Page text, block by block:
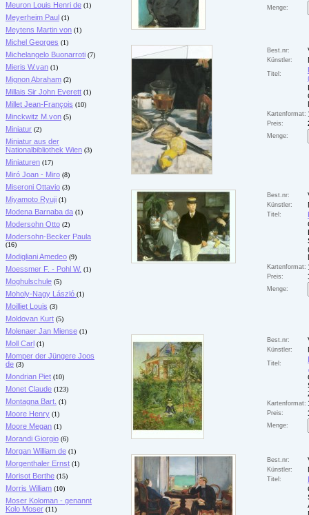
Meuron Louis Henri de (1)
Meyerheim Paul (1)
Meytens Martin von (1)
Michel Georges (1)
Michelangelo Buonarroti (7)
Mieris W.van (1)
Mignon Abraham (2)
Millais Sir John Everett (1)
Millet Jean-François (10)
Minckwitz M.von (5)
Miniatur (2)
Miniatur aus der
Nationalbibliothek Wien (3)
Miniaturen (17)
Miró Joan - Miro (8)
Miseroni Ottavio (3)
Miyamoto Ryuji (1)
Modena Barnaba da (1)
Modersohn Otto (2)
Modersohn-Becker Paula
(16)
Modigliani Amedeo (9)
Moessmer F. - Pohl W. (1)
Moghulschule (5)
Moholy-Nagy László (1)
Moilliet Louis (3)
Moldovan Kurt (5)
Molenaer Jan Miense (1)
Moll Carl (1)
Momper der Jüngere Joos
de (3)
Mondrian Piet (10)
Monet Claude (123)
Montagna Bart. (1)
Moore Henry (1)
Moore Megan (1)
Morandi Giorgio (6)
Morgan William de (1)
Morgenthaler Ernst (1)
Morisot Berthe (15)
Morris William (10)
Moser Koloman - genannt
Kolo Moser (11)
Menge:
Best.nr:
Künstler:
Titel:
Kartenformat:
Preis:
Menge:
Best.nr:
Künstler:
Titel:
Kartenformat:
Preis:
Menge:
Best.nr:
Künstler:
Titel:
Kartenformat:
Preis:
Menge:
Best.nr:
Künstler:
Titel: